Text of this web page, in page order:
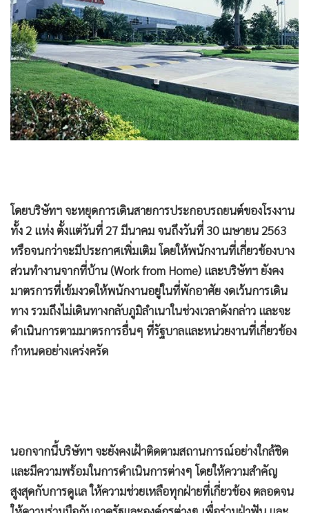
•
จีน
• ชุมชน-คุณภาพชีวิต
• อาชญากรรม
• Motoring
• เกม
• วิทยาศาสตร์
• SMEs
•
กองทุนรวม
• Celeb Online
• Factcheck
• ญี่ปุ่น
• News1
• Gotomanager
โดยบริษัทฯ จะหยุดการเดินสายการประกอบรถยนต์ของโรงงาน
ทั้ง 2 แห่ง ตั้งแต่วันที่ 27 มีนาคม จนถึงวันที่ 30 เมษายน 2563
หรือจนกว่าจะมีประกาศเพิ่มเติม โดยให้พนักงานที่เกี่ยวข้องบาง
ส่วนทำงานจากที่บ้าน (Work from Home) และบริษัทฯ ยังคง
มาตรการที่เข้มงวดให้พนักงานอยู่ในที่พักอาศัย งดเว้นการเดิน
ทาง รวมถึงไม่เดินทางกลับภูมิลำเนาในช่วงเวลาดังกล่าว และจะ
ดำเนินการตามมาตรการอื่นๆ ที่รัฐบาลและหน่วยงานที่เกี่ยวข้อง
กำหนดอย่างเคร่งครัด
นอกจากนี้บริษัทฯ จะยังคงเฝ้าติดตามสถานการณ์อย่างใกล้ชิด
และมีความพร้อมในการดำเนินการต่างๆ โดยให้ความสำคัญ
สูงสุดกับการดูแล ให้ความช่วยเหลือทุกฝ่ายที่เกี่ยวข้อง ตลอดจน